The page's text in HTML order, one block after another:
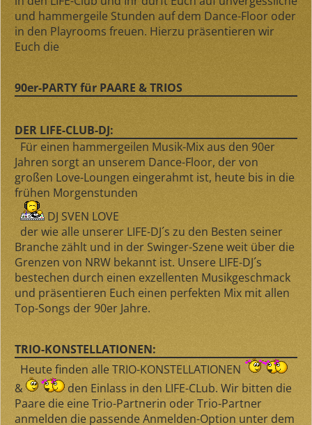
und hammergeile Stunden auf dem Dance-Floor oder
in den Playrooms freuen. Hierzu präsentieren wir
Euch die
90er-PARTY für PAARE & TRIOS
DER LIFE-CLUB-DJ:
Für einen hammergeilen Musik-Mix aus den 90er
Jahren sorgt an unserem Dance-Floor, der von
großen Love-Loungen eingerahmt ist, heute bis in die
frühen Morgenstunden
DJ SVEN LOVE
der wie alle unserer LIFE-DJ´s zu den Besten seiner
Branche zählt und in der Swinger-Szene weit über die
Grenzen von NRW bekannt ist. Unsere LIFE-DJ´s
bestechen durch einen exzellenten Musikgeschmack
und präsentieren Euch einen perfekten Mix mit allen
Top-Songs der 90er Jahre.
TRIO-KONSTELLATIONEN:
Heute finden alleTRIO-KONSTELLATIONEN
&
den Einlass in den LIFE-CLub. Wir bitten die
Paare die eine Trio-Partnerin oder Trio-Partner
anmelden die passende Anmelden-Option unter dem